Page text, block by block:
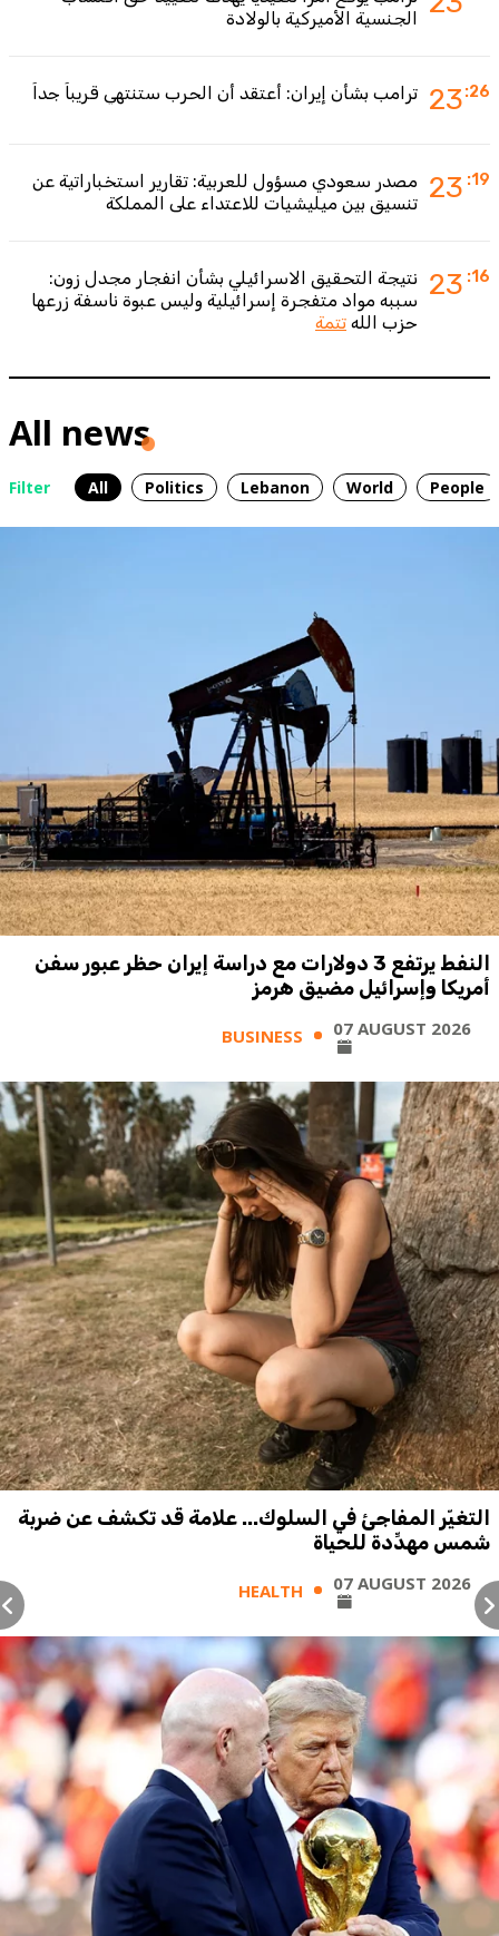
الجنسية الأميركية بالولادة
23:26 ترامب بشأن إيران: أعتقد أن الحرب ستنتهي قريباً جداً
23 :19
مصدر سعودي مسؤول للعربية: تقارير استخباراتية عن
تنسيق بين ميليشيات للاعتداء على المملكة
23 :16
نتيجة التحقيق الاسرائيلي بشأن انفجار مجدل زون:
سببه مواد متفجرة إسرائيلية وليس عبوة ناسفة زرعها
حزب الله تتمة
All news
Filter All Politics Lebanon World People
النفط يرتفع 3 دولارات مع دراسة إيران حظر عبور سفن
أمريكا وإسرائيل مضيق هرمز
BUSINESS 07 AUGUST 2026
التغيّر المفاجئ في السلوك... علامة قد تكشف عن ضربة
شمس مهدِّدة للحياة
HEALTH 07 AUGUST 2026